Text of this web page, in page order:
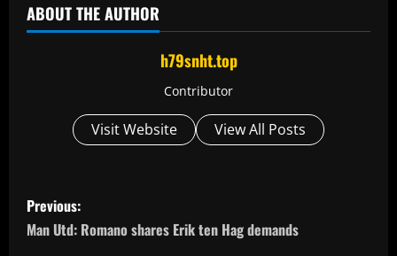
ABOUT THE AUTHOR
h79snht.top
Contributor
Visit Website View All Posts
P
o
Previous:
Man Utd: Romano shares Erik ten Hag demands